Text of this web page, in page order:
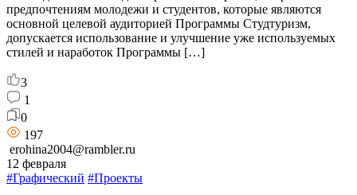
предпочтениям молодежи и студентов, которые являются
основной целевой аудиторией Программы Студтуризм,
допускается использование и улучшение уже используемых
стилей и наработок Программы […]
3
1
0
197
erohina2004@rambler.ru
12 февраля
#Графический #Проекты